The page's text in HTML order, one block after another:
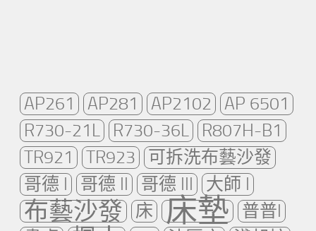
AP261 AP281 AP2102
AP 6501
R730-21L
R730-36L
R807H-B1
TR921
TR923
可拆洗布藝沙發
哥德 I
哥德 II 哥德 III 大師 I
布藝沙發 床 床墊
普普I